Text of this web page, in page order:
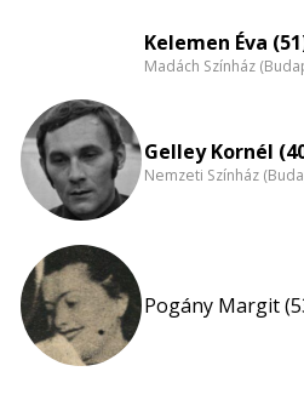
Kelemen Éva
Madách Színház
Gelley Kornél
Nemzeti Színház
Pogány Margit